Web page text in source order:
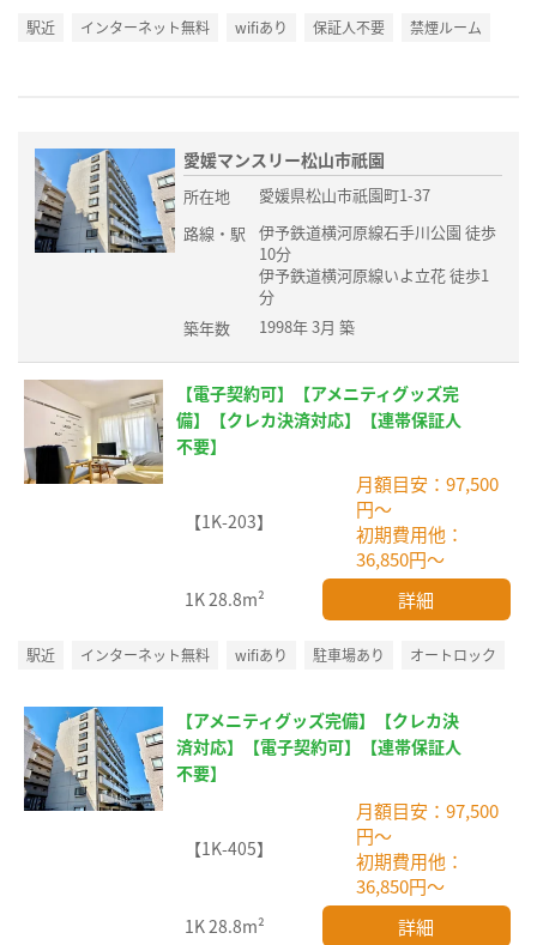
駅近 インターネット無料 wifiあり 保証人不要 禁煙ルーム
愛媛マンスリー松山市祇園
所在地
愛媛県松山市祇園町1-37
路線・駅
伊予鉄道横河原線石手川公園 徒歩
10分
伊予鉄道横河原線いよ立花 徒歩1
分
築年数
1998年 3月 築
【電子契約可】【アメニティグッズ完
備】【クレカ決済対応】【連帯保証人
不要】
【1K-203】
月額目安：97,500
円～
初期費用他：
36,850円～
1K28.8m² 詳細
駅近 インターネット無料 wifiあり 駐車場あり オートロック
【アメニティグッズ完備】【クレカ決
済対応】【電子契約可】【連帯保証人
不要】
【1K-405】
月額目安：97,500
円～
初期費用他：
36,850円～
1K28.8m² 詳細